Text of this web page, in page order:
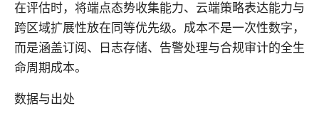
在评估时，将端点态势收集能力、云端策略表达能力与
跨区域扩展性放在同等优先级。成本不是一次性数字，
而是涵盖订阅、日志存储、告警处理与合规审计的全生
命周期成本。
数据与出处